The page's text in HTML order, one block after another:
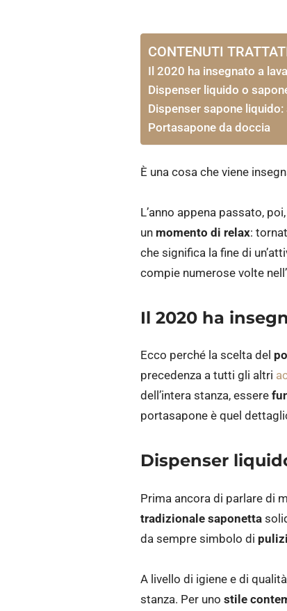
CONTENUTI
Il 2020 ha insegnato a
Dispenser liquido o
Dispenser sapone
Portasapone da doccia
È una cosa che viene
L’anno appena passato,
un momento di relax:
che significa la fine di
compie numerose volte
Il 2020 ha
Ecco perché la scelta del
precedenza a tutti gli altri
dell’intera stanza, essere
portasapone è quel
Dispenser
Prima ancora di parlare di
tradizionale saponetta
da sempre simbolo di
A livello di igiene e di
stanza. Per uno stile